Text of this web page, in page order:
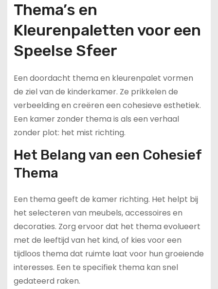
Thema’s en
Kleurenpaletten voor een
Speelse Sfeer
Een doordacht thema en kleurenpalet vormen
de ziel van de kinderkamer. Ze prikkelen de
verbeelding en creëren een cohesieve esthetiek.
Een kamer zonder thema is als een verhaal
zonder plot: het mist richting.
Het Belang van een Cohesief
Thema
Een thema geeft de kamer richting. Het helpt bij
het selecteren van meubels, accessoires en
decoraties. Zorg ervoor dat het thema evolueert
met de leeftijd van het kind, of kies voor een
tijdloos thema dat ruimte laat voor hun groeiende
interesses. Een te specifiek thema kan snel
gedateerd raken.